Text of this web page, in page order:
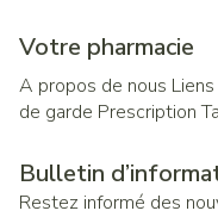
Votre pharmacie
A propos de nous
de garde Prescription
Bulletin
Restez informé des